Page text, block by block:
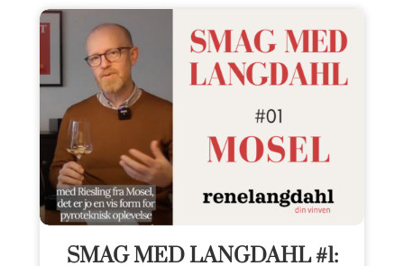
SMAG MED LANGDAHL #1: